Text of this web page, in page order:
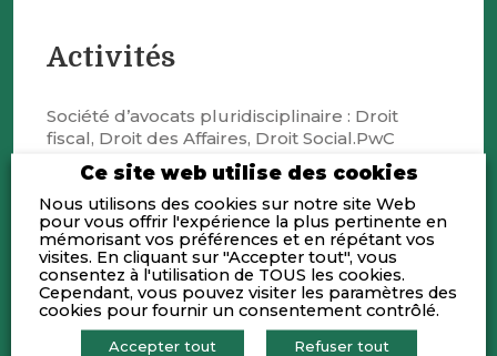
Activités
Société d’avocats pluridisciplinaire : Droit
fiscal, Droit des Affaires, Droit Social.PwC
Société d’Avocats est, en France, la
société d’avocats membre du réseau
international PwC, présent dans plus de
150 pays et fédéré par des valeurs
partagées par l’ensemble de ses
membres.
Compétences
Ce site web utilise des cookies
Nous utilisons des cookies sur notre site Web
pour vous offrir l'expérience la plus pertinente en
mémorisant vos préférences et en répétant vos
visites. En cliquant sur "Accepter tout", vous
consentez à l'utilisation de TOUS les cookies.
Cependant, vous pouvez visiter les paramètres des
cookies pour fournir un consentement contrôlé.
Accepter tout Refuser tout